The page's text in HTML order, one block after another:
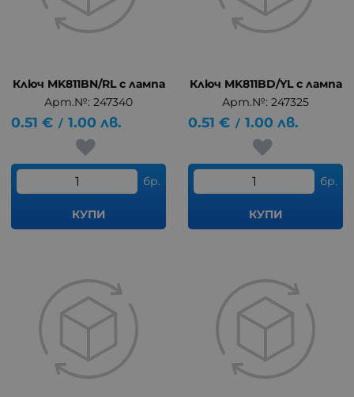
Ключ MK811BN/RL с лампа
Арт.№: 247340
0.51 € / 1.00 лв.
бр.
КУПИ
Ключ MK811BD/YL с лампа
Арт.№: 247325
0.51 € / 1.00 лв.
бр.
КУПИ